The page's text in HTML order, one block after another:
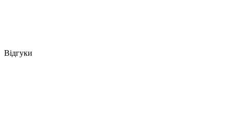
Відгуки